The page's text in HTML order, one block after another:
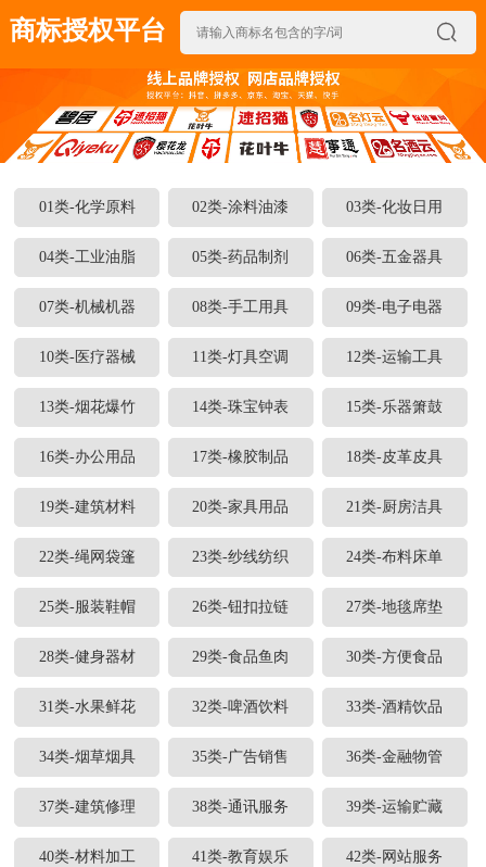
商标授权平台 
01类-化学原料 02类-涂料油漆 03类-化妆日用
04类-工业油脂 05类-药品制剂 06类-五金器具
07类-机械机器 08类-手工用具 09类-电子电器
10类-医疗器械 11类-灯具空调 12类-运输工具
13类-烟花爆竹 14类-珠宝钟表 15类-乐器箫鼓
16类-办公用品 17类-橡胶制品 18类-皮革皮具
19类-建筑材料 20类-家具用品 21类-厨房洁具
22类-绳网袋篷 23类-纱线纺织 24类-布料床单
25类-服装鞋帽 26类-钮扣拉链 27类-地毯席垫
28类-健身器材 29类-食品鱼肉 30类-方便食品
31类-水果鲜花 32类-啤酒饮料 33类-酒精饮品
34类-烟草烟具 35类-广告销售 36类-金融物管
37类-建筑修理 38类-通讯服务 39类-运输贮藏
40类-材料加工 41类-教育娱乐 42类-网站服务